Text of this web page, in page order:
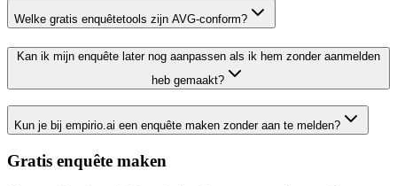
Welke gratis enquêtetools zijn AVG-conform?
Kan ik mijn enquête later nog aanpassen als ik hem zonder aanmelden
heb gemaakt?
Kun je bij empirio.ai een enquête maken zonder aan te melden?
Gratis enquête maken